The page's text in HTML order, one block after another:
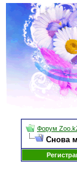
Форум
Снова